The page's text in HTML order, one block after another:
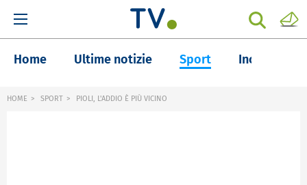
Home Ultime notizie Sport Inchieste
HOME SPORT PIOLI, L'ADDIO È PIÙ VICINO